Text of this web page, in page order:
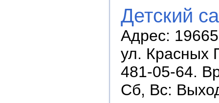
Детский
Адрес:
ул. Красных
481-05-64.
Сб, Вс: